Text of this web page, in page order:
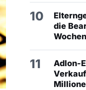
10
die
Wochen
11
Adlon-